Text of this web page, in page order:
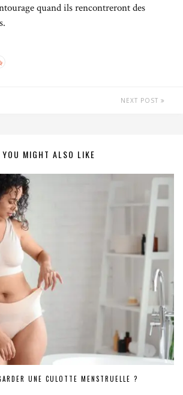
quand ils rencontreront des
NEXT POST
YOU MIGHT ALSO LIKE
UNE CULOTTE MENSTRUELLE ?